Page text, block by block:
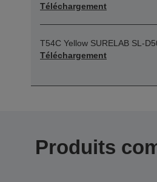
Téléchargement
T54C Yellow SURELAB SL-
Téléchargement
Produits